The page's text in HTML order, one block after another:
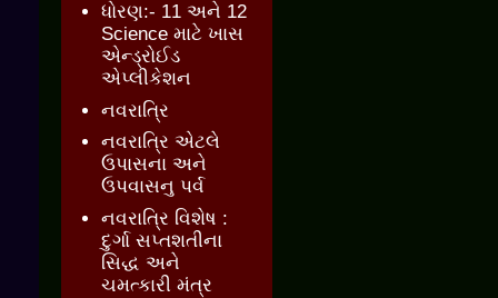
ધોરણ:- 11 અને 12
Science માટે ખાસ
એન્ડ્રોઈડ
એપ્લીકેશન
નવરાત્રિ
નવરાત્રિ એટલે
ઉપાસના અને
ઉપવાસનુ પર્વ
નવરાત્રિ વિશેષ :
દુર્ગા સપ્તશતીના
સિદ્ધ અને
ચમત્કારી મંત્ર